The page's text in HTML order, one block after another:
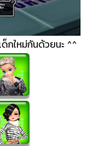
กใหม่กันด้วยนะ ^^